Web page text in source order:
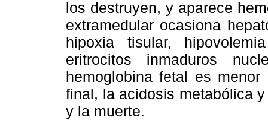
los destruyen, y aparece
extramedular ocasiona
hipoxia tisular,
eritrocitos inmaduros
hemoglobina fetal es
final, la acidosis metabólica
y la muerte.